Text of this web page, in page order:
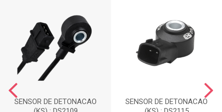
SENSOR DE DETONACAO
SENSOR DE DETONACAO